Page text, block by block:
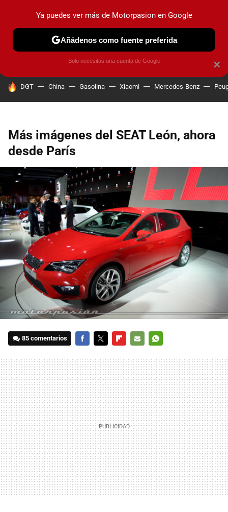
PRUEBAS COCHES ELÉCTRICOS OBSERVATORIO
HOY SE HABLA DE
DGT China Gasolina Xiaomi Mercedes-Benz
Más imágenes del SEAT León, ahora
desde París
85 comentarios
MAIL
×
Ya puedes ver más de Motorpasion en Google
Añádenos como fuente preferida
Solo necesitas una cuenta de Google